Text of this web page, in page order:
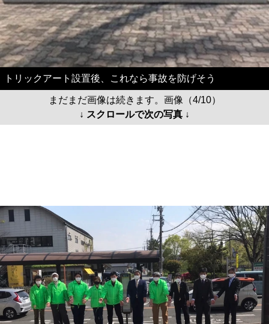
トリックアート設置後、これなら事故を防げそう
まだまだ画像は続きます。画像（4/10）
↓ スクロールで次の写真 ↓